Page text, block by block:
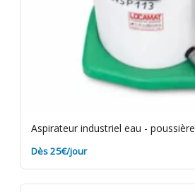
Aspirateur industriel eau - poussière
Dès 25€/jour